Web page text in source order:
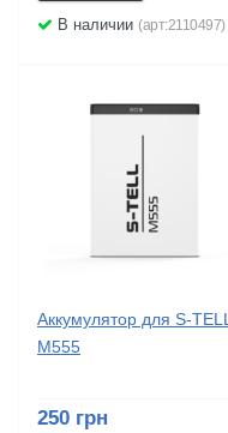
В наличии (арт:2110497)
Аккумулятор для S-TELL
M555
250 грн